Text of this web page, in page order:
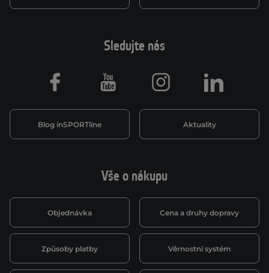
Vše o nákupu
Objednávka Cena a druhy dopravy
Způsoby platby Věrnostní systém
Sledujte nás
Blog inSPORTline Aktuality
Facebook Youtube Instagram LinkedIn